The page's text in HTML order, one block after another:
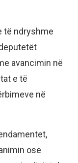
të ndryshme
avancimin në
e të
në
ose